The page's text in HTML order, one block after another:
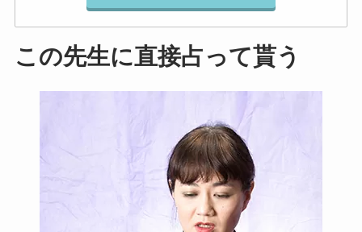
この先生に直接占って貰う